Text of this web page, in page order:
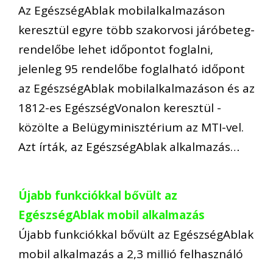
Az EgészségAblak mobilalkalmazáson
keresztül egyre több szakorvosi járóbeteg-
rendelőbe lehet időpontot foglalni,
jelenleg 95 rendelőbe foglalható időpont
az EgészségAblak mobilalkalmazáson és az
1812-es EgészségVonalon keresztül -
közölte a Belügyminisztérium az MTI-vel.
Azt írták, az EgészségAblak alkalmazás…
Újabb funkciókkal bővült az
EgészségAblak mobil alkalmazás
Újabb funkciókkal bővült az EgészségAblak
mobil alkalmazás a 2,3 millió felhasználó